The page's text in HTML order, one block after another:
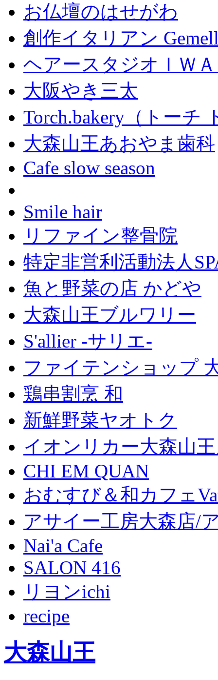
お仏壇のはせがわ
創作イタリアン
ヘアースタジオＩＷ
大阪やき三太
Torch.bakery（トーチ
大森山王あおやま歯科
Cafe slow season
Smile hair
リファイン整骨院
特定非営利活動法人
魚と野菜の店 かどや
大森山王ブルワリー
S'allier -サリエ-
ファイテンショップ
鶏串割烹 和
新鮮野菜ヤオトク
イオンリカー大森山
CHI EM QUAN
おむすび＆和カフェ
アサイー工房大森店/
Nai'a Cafe
SALON 416
リヨンichi
recipe
大森山王